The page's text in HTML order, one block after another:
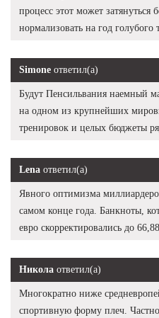
процесс этот может затянуться
нормализовать на год голубого
Simone ответил(а)
Будут Пенсильвания наемный
на одном из крупнейших
тренировок и целых бюджеты
Lena ответил(а)
Явного оптимизма
самом конце года. Банкноты,
евро скорректировались до
Никола ответил(а)
Многократно ниже
спортивную форму плеч.